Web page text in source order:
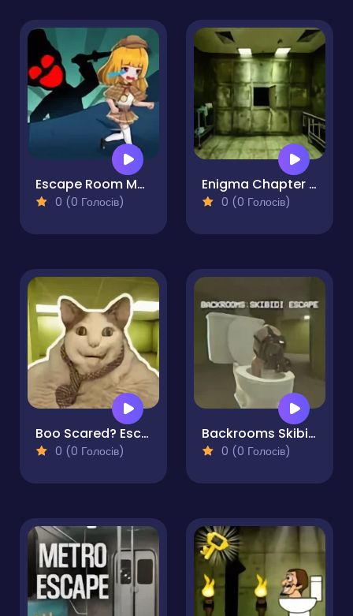
Escape Room Mystery Key 2
0 (0 Голосів)
Enigma Chapter 1 - Morgue Escape
0 (0 Голосів)
Boo Scared? Escape from Backrooms
0 (0 Голосів)
Backrooms Skibidi Escape
0 (0 Голосів)